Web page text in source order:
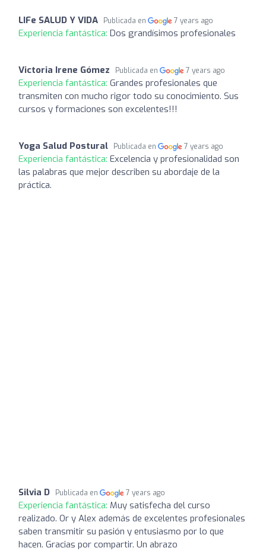
LIFe SALUD Y VIDA Publicada en 7 years ago
Experiencia fantástica: Dos grandísimos profesionales
Victoria Irene Gómez Publicada en 7 years ago
Experiencia fantástica: Grandes profesionales que
transmiten con mucho rigor todo su conocimiento. Sus
cursos y formaciones son excelentes!!!
Yoga Salud Postural Publicada en 7 years ago
Experiencia fantástica: Excelencia y profesionalidad son
las palabras que mejor describen su abordaje de la
práctica.
Silvia D Publicada en 7 years ago
Experiencia fantástica: Muy satisfecha del curso
realizado. Or y Alex además de excelentes profesionales
saben transmitir su pasión y entusiasmo por lo que
hacen. Gracias por compartir. Un abrazo